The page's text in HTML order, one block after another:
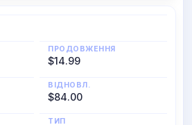
ПРОДОВЖЕННЯ
$14.99
ВІДНОВЛ.
$84.00
ТИП